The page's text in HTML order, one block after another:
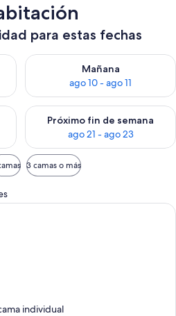
para estas fechas
hoy ago 9 - ago 10
Mañana
ago 10 - ago 11
Consulta la disponibilidad
este fin de semana ago 14 -
Próximo fin de semana
ago 21 - ago 23
Consulta la disponibilidad
3 camas o más
Una habitación de hotel moderna
individual